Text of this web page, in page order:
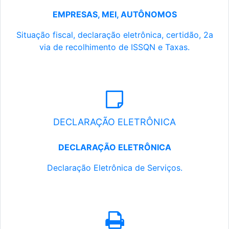
EMPRESAS, MEI, AUTÔNOMOS
Situação fiscal, declaração eletrônica, certidão, 2a
via de recolhimento de ISSQN e Taxas.
DECLARAÇÃO ELETRÔNICA
DECLARAÇÃO ELETRÔNICA
Declaração Eletrônica de Serviços.